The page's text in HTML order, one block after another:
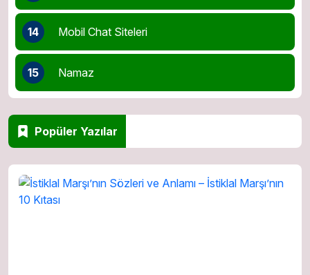
14 Mobil Chat Siteleri
15 Namaz
Popüler Yazılar